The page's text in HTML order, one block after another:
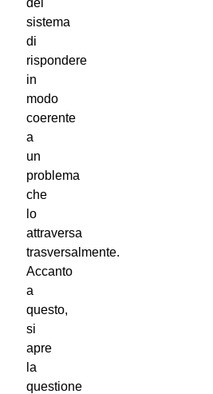
del
sistema
di
rispondere
in
modo
coerente
a
un
problema
che
lo
attraversa
trasversalmente.
Accanto
a
questo,
si
apre
la
questione